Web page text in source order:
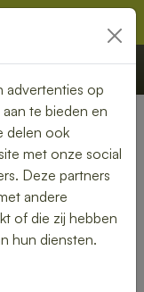
Bestellen
in K
menu van
advertenties op
te bieden en
delen ook
met onze social
Deze partners
andere
of die zij hebben
hun diensten.